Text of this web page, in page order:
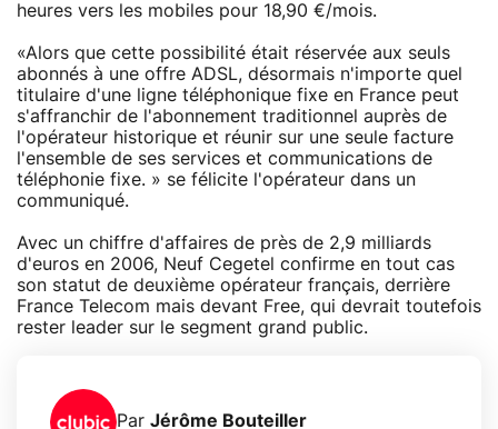
heures vers les mobiles pour 18,90 €/mois.
«Alors que cette possibilité était réservée aux seuls
abonnés à une offre ADSL, désormais n'importe quel
titulaire d'une ligne téléphonique fixe en France peut
s'affranchir de l'abonnement traditionnel auprès de
l'opérateur historique et réunir sur une seule facture
l'ensemble de ses services et communications de
téléphonie fixe. » se félicite l'opérateur dans un
communiqué.
Avec un chiffre d'affaires de près de 2,9 milliards
d'euros en 2006, Neuf Cegetel confirme en tout cas
son statut de deuxième opérateur français, derrière
France Telecom mais devant Free, qui devrait toutefois
rester leader sur le segment grand public.
Par Jérôme Bouteiller